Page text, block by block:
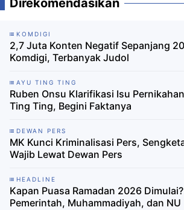
Direkomendasikan
KOMDIGI
2,7 Juta Konten Negatif Sepanjang
Komdigi, Terbanyak Judol
AYU TING TING
Ruben Onsu Klarifikasi Isu
Ting Ting, Begini Faktanya
DEWAN PERS
MK Kunci Kriminalisasi Pers,
Wajib Lewat Dewan Pers
HEADLINE
Kapan Puasa Ramadan 2026
Pemerintah, Muhammadiyah, dan NU